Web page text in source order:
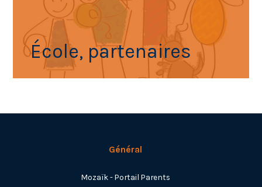
École, partenaires
Général
Mozaïk - Portail Parents